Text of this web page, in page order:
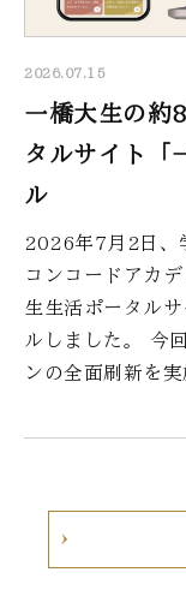
2026.07.15
一橋大生の約
タルサイト「
ル
2026年7月2日、
コンコードアカ
生生活ポータル
ルしました。 今
ンの全面刷新を実